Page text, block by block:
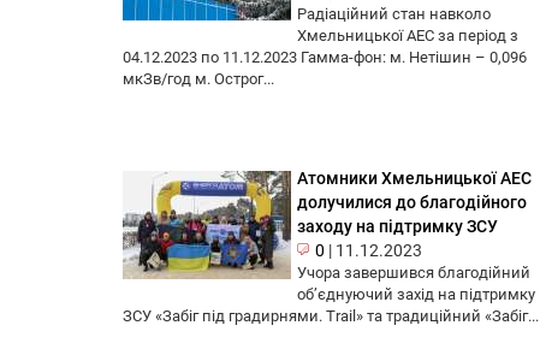
Радіаційний стан навколо
Хмельницької АЕС за період з
04.12.2023 по 11.12.2023 Гамма-фон: м. Нетішин – 0,096
мкЗв/год м. Острог...
Атомники Хмельницької АЕС
долучилися до благодійного
заходу на підтримку ЗСУ
0 | 11.12.2023
Учора завершився благодійний
обʼєднуючий захід на підтримку
ЗСУ «Забіг під градирнями. Trail» та традиційний «Забіг...